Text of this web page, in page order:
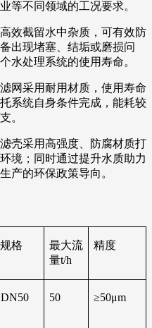
等不同领域的工况要求。
效截留水中杂质，可有效防
出现堵塞、结垢或磨损问
水处理系统的使用寿命。
网采用耐用材质，使用寿命
系统自身条件完成，能耗较
。
壳采用高强度、防腐材质打
境；同时通过提升水质助力
产的环保政策导向。
格
最大流
量t/h
精度
50 ≥50μm